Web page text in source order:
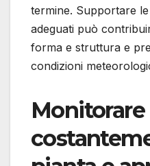
termine. Supportare
adeguati può
forma e struttura e
condizioni
Monitorare